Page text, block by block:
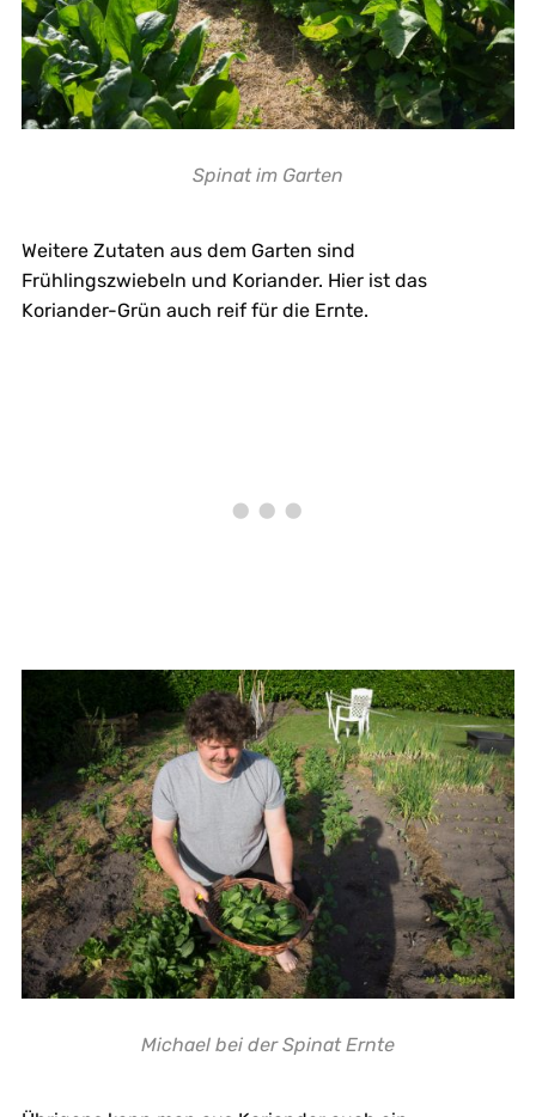
Spinat im Garten
Weitere Zutaten aus dem Garten sind
Frühlingszwiebeln und Koriander. Hier ist das
Koriander-Grün auch reif für die Ernte.
Michael bei der Spinat Ernte